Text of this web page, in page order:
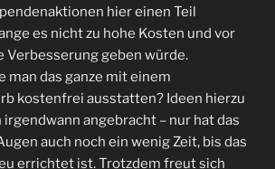
hier einen Teil
es nicht zu hohe Kosten und vor
Verbesserung geben würde.
man das ganze mit einem
kostenfrei ausstatten? Ideen hierzu
angebracht – nur hat das
auch noch ein wenig Zeit, bis das
errichtet ist. Trotzdem freut sich